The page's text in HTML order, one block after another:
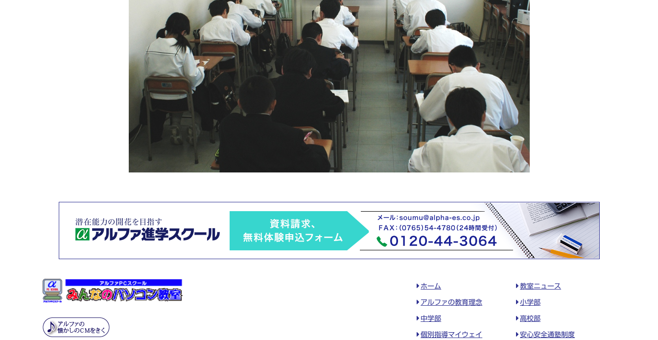
ホーム 教室ニュース
アルファの教育理念 小学部
中学部 高校部
個別指導マイウェイ 安心安全通塾制度